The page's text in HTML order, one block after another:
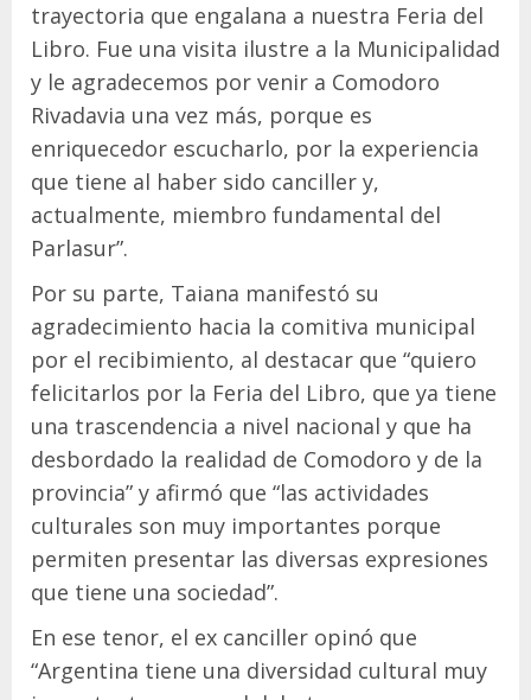
trayectoria que engalana a nuestra Feria del
Libro. Fue una visita ilustre a la Municipalidad
y le agradecemos por venir a Comodoro
Rivadavia una vez más, porque es
enriquecedor escucharlo, por la experiencia
que tiene al haber sido canciller y,
actualmente, miembro fundamental del
Parlasur”.
Por su parte, Taiana manifestó su
agradecimiento hacia la comitiva municipal
por el recibimiento, al destacar que “quiero
felicitarlos por la Feria del Libro, que ya tiene
una trascendencia a nivel nacional y que ha
desbordado la realidad de Comodoro y de la
provincia” y afirmó que “las actividades
culturales son muy importantes porque
permiten presentar las diversas expresiones
que tiene una sociedad”.
En ese tenor, el ex canciller opinó que
“Argentina tiene una diversidad cultural muy